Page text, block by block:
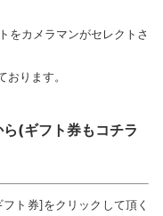
をカメラマンがセレクトさ
ります。
(ギフト券もコチラ
ト券]をクリックして頂く